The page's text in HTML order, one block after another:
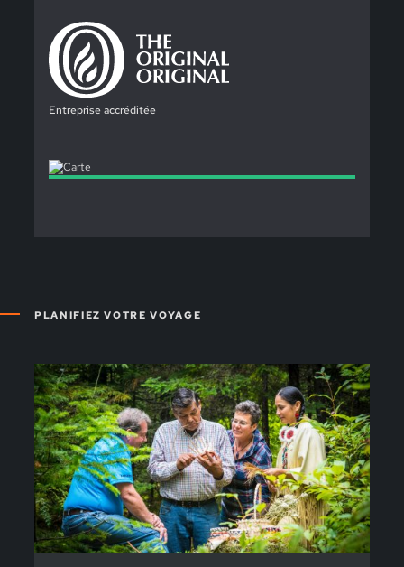
Entreprise accréditée
PLANIFIEZ VOTRE VOYAGE